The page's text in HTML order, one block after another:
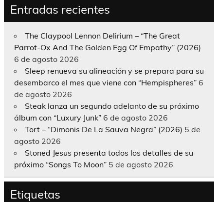
Entradas recientes
The Claypool Lennon Delirium – “The Great
Parrot-Ox And The Golden Egg Of Empathy” (2026)
6 de agosto 2026
Sleep renueva su alineación y se prepara para su
desembarco el mes que viene con “Hempispheres” 6
de agosto 2026
Steak lanza un segundo adelanto de su próximo
álbum con “Luxury Junk” 6 de agosto 2026
Tort – “Dimonis De La Sauva Negra” (2026) 5 de
agosto 2026
Stoned Jesus presenta todos los detalles de su
próximo “Songs To Moon” 5 de agosto 2026
Etiquetas